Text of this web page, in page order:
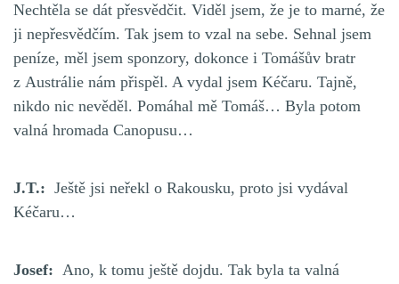
Nechtěla se dát přesvědčit. Viděl jsem, že je to marné, že
ji nepřesvědčím. Tak jsem to vzal na sebe. Sehnal jsem
peníze, měl jsem sponzory, dokonce i Tomášův bratr
z Austrálie nám přispěl. A vydal jsem Kéčaru. Tajně,
nikdo nic nevěděl. Pomáhal mě Tomáš… Byla potom
valná hromada Canopusu…
J.T.: Ještě jsi neřekl o Rakousku, proto jsi vydával
Kéčaru…
Josef: Ano, k tomu ještě dojdu. Tak byla ta valná